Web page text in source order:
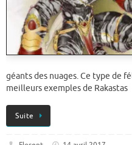
géants des nuages. Ce type de
meilleurs exemples de Rakastas
Suite